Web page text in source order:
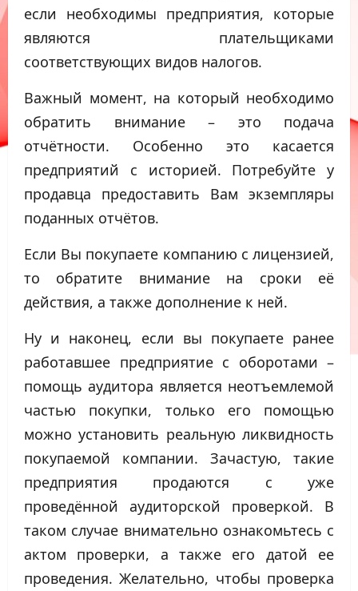
если необходимы предприятия, которые
являются плательщиками
соответствующих видов налогов.
Важный момент, на который необходимо
обратить внимание – это подача
отчётности. Особенно это касается
предприятий с историей. Потребуйте у
продавца предоставить Вам экземпляры
поданных отчётов.
Если Вы покупаете компанию с лицензией,
то обратите внимание на сроки её
действия, а также дополнение к ней.
Ну и наконец, если вы покупаете ранее
работавшее предприятие с оборотами –
помощь аудитора является неотъемлемой
частью покупки, только его помощью
можно установить реальную ликвидность
покупаемой компании. Зачастую, такие
предприятия продаются с уже
проведённой аудиторской проверкой. В
таком случае внимательно ознакомьтесь с
актом проверки, а также его датой ее
проведения. Желательно, чтобы проверка